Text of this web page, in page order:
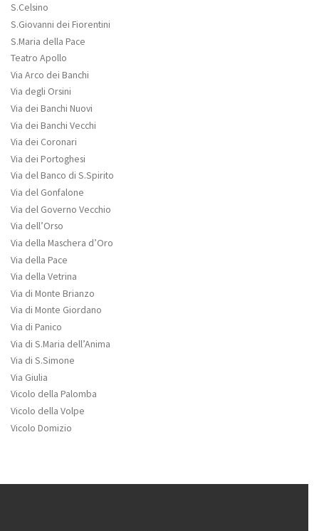
S.Celsino
S.Giovanni dei Fiorentini
S.Maria della Pace
Teatro Apollo
Via Arco dei Banchi
Via degli Orsini
Via dei Banchi Nuovi
Via dei Banchi Vecchi
Via dei Coronari
Via dei Portoghesi
Via del Banco di S.Spirito
Via del Gonfalone
Via del Governo Vecchio
Via dell’Orso
Via della Maschera d’Oro
Via della Pace
Via della Vetrina
Via di Monte Brianzo
Via di Monte Giordano
Via di Panico
Via di S.Maria dell’Anima
Via di S.Simone
Via Giulia
Vicolo della Palomba
Vicolo della Volpe
Vicolo Domizio